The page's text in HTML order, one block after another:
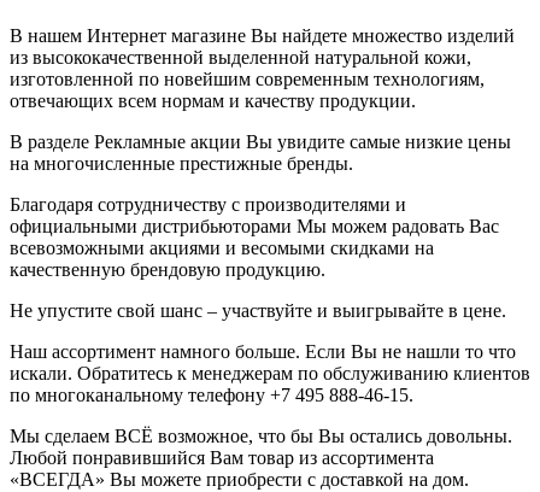
В нашем Интернет магазине Вы найдете множество изделий
из высококачественной выделенной натуральной кожи,
изготовленной по новейшим современным технологиям,
отвечающих всем нормам и качеству продукции.
В разделе Рекламные акции Вы увидите самые низкие цены
на многочисленные престижные бренды.
Благодаря сотрудничеству с производителями и
официальными дистрибьюторами Мы можем радовать Вас
всевозможными акциями и весомыми скидками на
качественную брендовую продукцию.
Не упустите свой шанс – участвуйте и выигрывайте в цене.
Наш ассортимент намного больше. Если Вы не нашли то что
искали. Обратитесь к менеджерам по обслуживанию клиентов
по многоканальному телефону +7 495 888-46-15.
Мы сделаем ВСЁ возможное, что бы Вы остались довольны.
Любой понравившийся Вам товар из ассортимента
«ВСЕГДА» Вы можете приобрести с доставкой на дом.